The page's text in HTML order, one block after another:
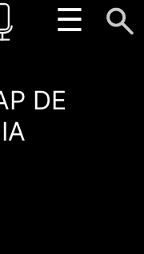
☰
DE